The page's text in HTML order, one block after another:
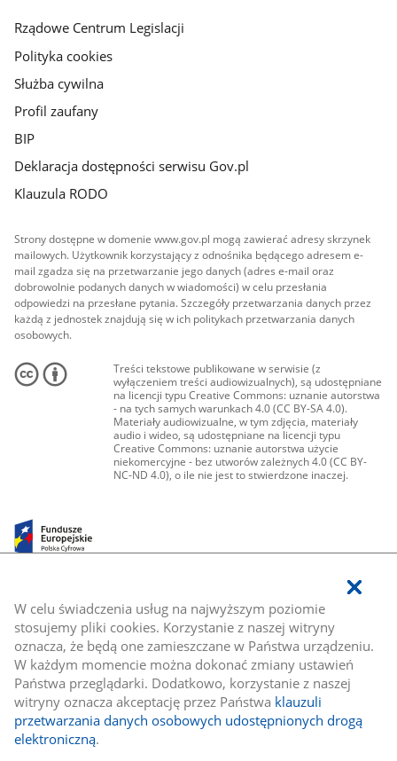
W celu świadczenia usług na najwyższym poziomie
stosujemy pliki cookies. Korzystanie z naszej witryny
oznacza, że będą one zamieszczane w Państwa urządzeniu.
W każdym momencie można dokonać zmiany ustawień
Państwa przeglądarki. Dodatkowo, korzystanie z naszej
witryny oznacza akceptację przez Państwa klauzuli
przetwarzania danych osobowych udostępnionych drogą
elektroniczną.
Rządowe Centrum Legislacji
Polityka cookies
Służba cywilna
Profil zaufany
BIP
Deklaracja dostępności serwisu Gov.pl
Klauzula RODO
Strony dostępne w domenie www.gov.pl mogą zawierać adresy skrzynek
mailowych. Użytkownik korzystający z odnośnika będącego adresem e-
mail zgadza się na przetwarzanie jego danych (adres e-mail oraz
dobrowolnie podanych danych w wiadomości) w celu przesłania
odpowiedzi na przesłane pytania. Szczegóły przetwarzania danych przez
każdą z jednostek znajdują się w ich politykach przetwarzania danych
osobowych.
Treści tekstowe publikowane w serwisie (z
wyłączeniem treści audiowizualnych), są udostępniane
na licencji typu Creative Commons: uznanie autorstwa
- na tych samych warunkach 4.0 (CC BY-SA 4.0).
Materiały audiowizualne, w tym zdjęcia, materiały
audio i wideo, są udostępniane na licencji typu
Creative Commons: uznanie autorstwa użycie
niekomercyjne - bez utworów zależnych 4.0 (CC BY-
NC-ND 4.0), o ile nie jest to stwierdzone inaczej.